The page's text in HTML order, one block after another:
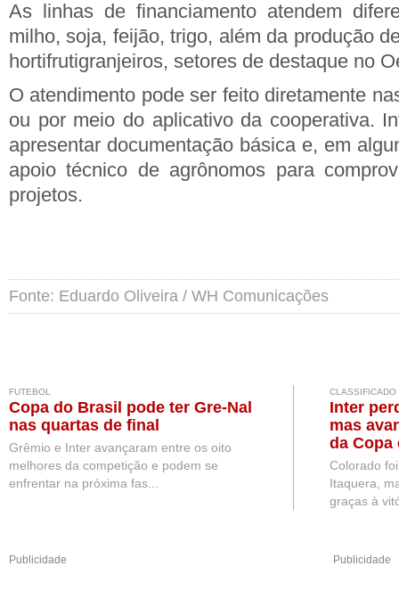
As linhas de financiamento atendem
milho, soja, feijão, trigo, além da produção
hortifrutigranjeiros, setores de destaque no
O atendimento pode ser feito diretamente
ou por meio do aplicativo da cooperativa.
apresentar documentação básica e, em
apoio técnico de agrônomos para
projetos.
Fonte: Eduardo Oliveira / WH Comunicações
FUTEBOL
Copa do Brasil pode ter Gre-Nal
nas quartas de final
Grêmio e Inter avançaram entre os oito
melhores da competição e podem se
enfrentar na próxima fas...
CLASSIFICADO
Inter
mas
da Copa
Colorado
Itaquera,
graças à
Publicidade Publicidade